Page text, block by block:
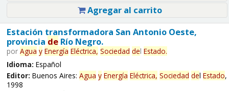
Agregar al carrito
Estación transformadora San Antonio Oeste,
provincia deRío Negro.
por Agua y Energía Eléctrica, Sociedad del Estado.
Idioma: Español
Editor: Buenos Aires: Agua y Energía Eléctrica, Sociedad del Estado,
1998